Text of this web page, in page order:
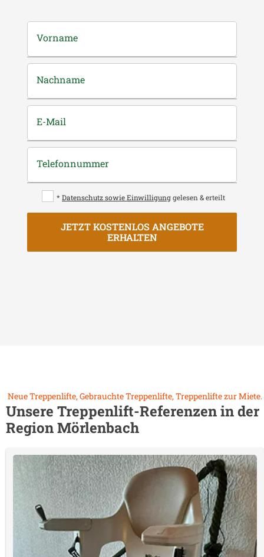
Vorname
Nachname
E-Mail
Telefonnummer
* Datenschutz sowie Einwilligung gelesen & erteilt
JETZT KOSTENLOS ANGEBOTE
ERHALTEN
Neue Treppenlifte, Gebrauchte Treppenlifte, Treppenlifte zur Miete.
Unsere Treppenlift-Referenzen in der
RegionMörlenbach